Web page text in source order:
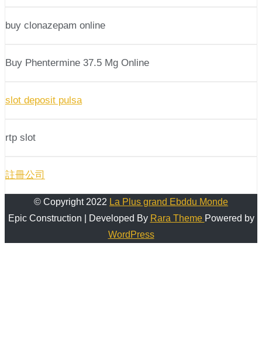
buy clonazepam online
Buy Phentermine 37.5 Mg Online
slot deposit pulsa
rtp slot
註冊公司
© Copyright 2022 La Plus grand Ebddu Monde
Epic Construction | Developed By Rara Theme Powered by
WordPress